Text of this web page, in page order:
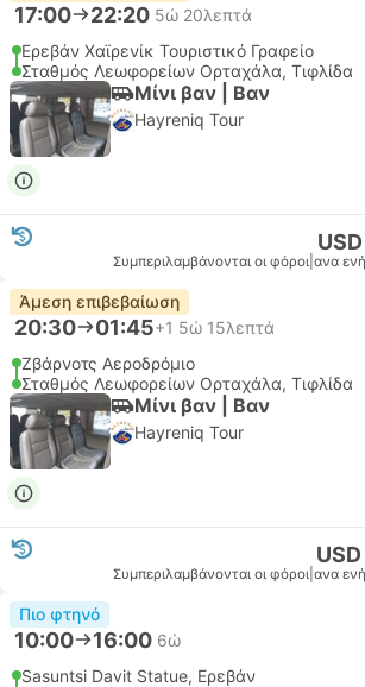
17:00 22:20 5ώ 20λεπτά
Ερεβάν Χαϊρενίκ Τουριστικό Γραφείο
Σταθμός Λεωφορείων Ορταχάλα, Τιφλίδα
Μίνι βαν | Βαν
Hayreniq Tour
Συμπεριλαμβάνονται οι φόροι ανα
Άμεση επιβεβαίωση
20:30 01:45+1 5ώ 15λεπτά
Ζβάρνοτς Αεροδρόμιο
Σταθμός Λεωφορείων Ορταχάλα, Τιφλίδα
Μίνι βαν | Βαν
Hayreniq Tour
Συμπεριλαμβάνονται οι φόροι ανα
Πιο φτηνό
10:00 16:00 6ώ
Sasuntsi Davit Statue, Ερεβάν